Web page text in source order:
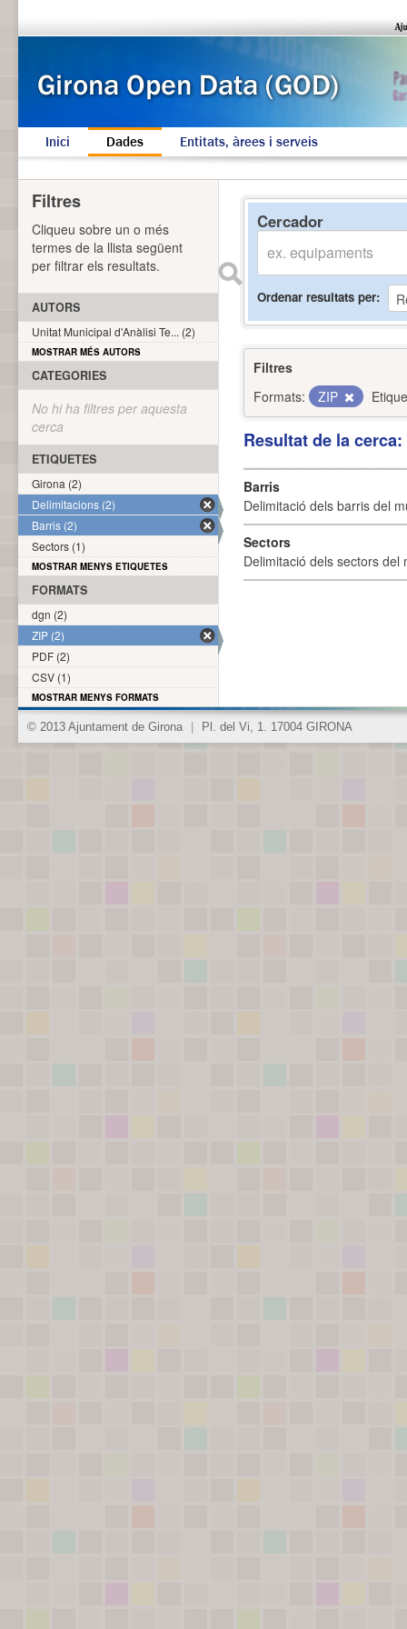
Inici Dades Entitats, àrees i serveis
Cercador
Ordenar resultats per
Filtres
Formats:
ZIP
Resultat de la
Barris
Delimitació dels barris del
Sectors
Delimitació dels sectors del
Filtres
Cliqueu sobre un o més
termes de la llista següent
per filtrar els resultats.
AUTORS
Unitat Municipal d'Anàlisi Te... (2)
MOSTRAR MÉS AUTORS
CATEGORIES
No hi ha filtres per aquesta
cerca
ETIQUETES
Girona (2)
Delimitacions (2)
Barris (2)
Sectors (1)
MOSTRAR MENYS ETIQUETES
FORMATS
dgn (2)
ZIP (2)
PDF (2)
CSV (1)
MOSTRAR MENYS FORMATS
© 2013 Ajuntament de Girona Pl. del Vi, 1. 17004 GIRONA